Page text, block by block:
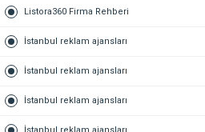
Listora360 Firma Rehberi
İstanbul reklam ajansları
İstanbul reklam ajansları
İstanbul reklam ajansları